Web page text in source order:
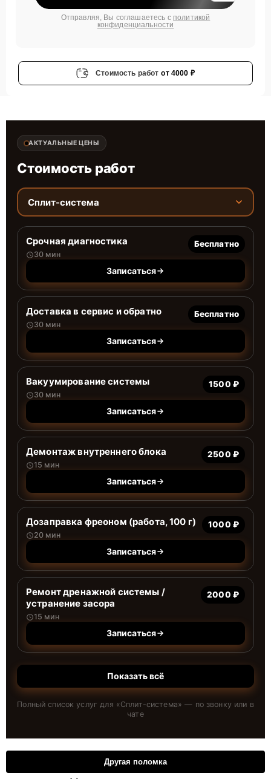
Отправляя, Вы соглашаетесь с политикой
конфиденциальности
Стоимость работ от 4000 ₽
АКТУАЛЬНЫЕ ЦЕНЫ
Стоимость работ
Сплит-система
Срочная диагностика
30 мин
Бесплатно
Записаться
Доставка в сервис и обратно
30 мин
Бесплатно
Записаться
Вакуумирование системы
30 мин
1500 ₽
Записаться
Демонтаж внутреннего блока
15 мин
2500 ₽
Записаться
Дозаправка фреоном (работа, 100 г)
20 мин
1000 ₽
Записаться
Ремонт дренажной системы /
устранение засора
15 мин
2000 ₽
Записаться
Показать всё
Полный список услуг для «Сплит-система» — по звонку или в
чате
Другая поломка